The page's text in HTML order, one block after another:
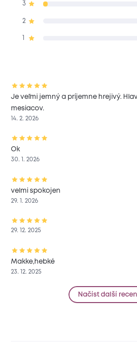
3
2
Je veľmi jemný a príjemne hrejivý.
mesiacov.
14. 2. 2026
Ok
30. 1. 2026
velmi spokojen
29. 1. 2026
29. 12. 2025
Makke,hebké
23. 12. 2025
Načíst další